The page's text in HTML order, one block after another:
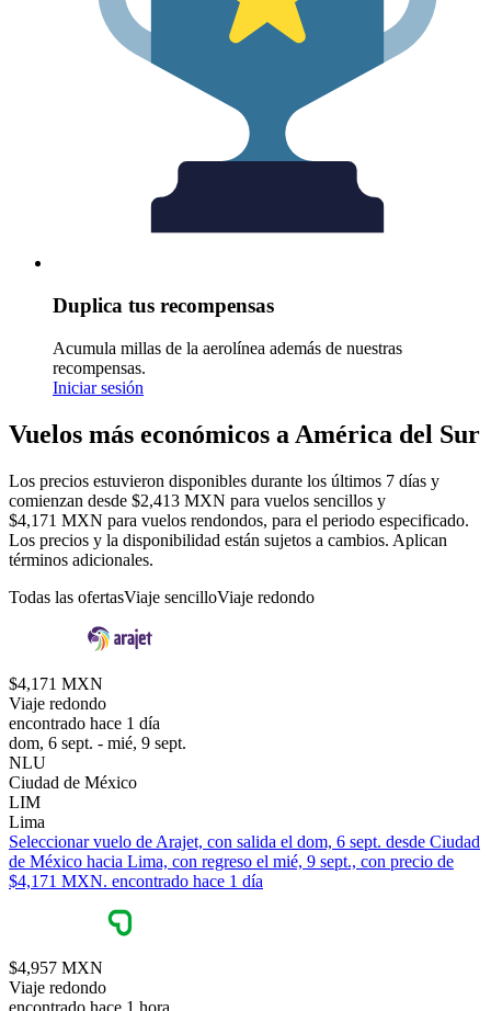
Duplica tus recompensas
Acumula millas de la aerolínea además de nuestras
recompensas.
Iniciar sesión
Vuelos más económicos a América del Sur
Los precios estuvieron disponibles durante los últimos 7 días y
comienzan desde $2,413 MXN para vuelos sencillos y
$4,171 MXN para vuelos rendondos, para el periodo especificado.
Los precios y la disponibilidad están sujetos a cambios. Aplican
términos adicionales.
Todas las ofertasViaje sencilloViaje redondo
$4,171 MXN
Viaje redondo
encontrado hace 1 día
dom, 6 sept. - mié, 9 sept.
NLU
Ciudad de México
LIM
Lima
Seleccionar vuelo de Arajet, con salida el dom, 6 sept. desde Ciudad
de México hacia Lima, con regreso el mié, 9 sept., con precio de
$4,171 MXN. encontrado hace 1 día
$4,957 MXN
Viaje redondo
encontrado hace 1 hora